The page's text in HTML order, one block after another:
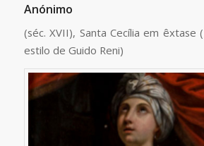
Anónimo
(séc. XVII), Santa Cecília em êxtase
estilo de Guido Reni)